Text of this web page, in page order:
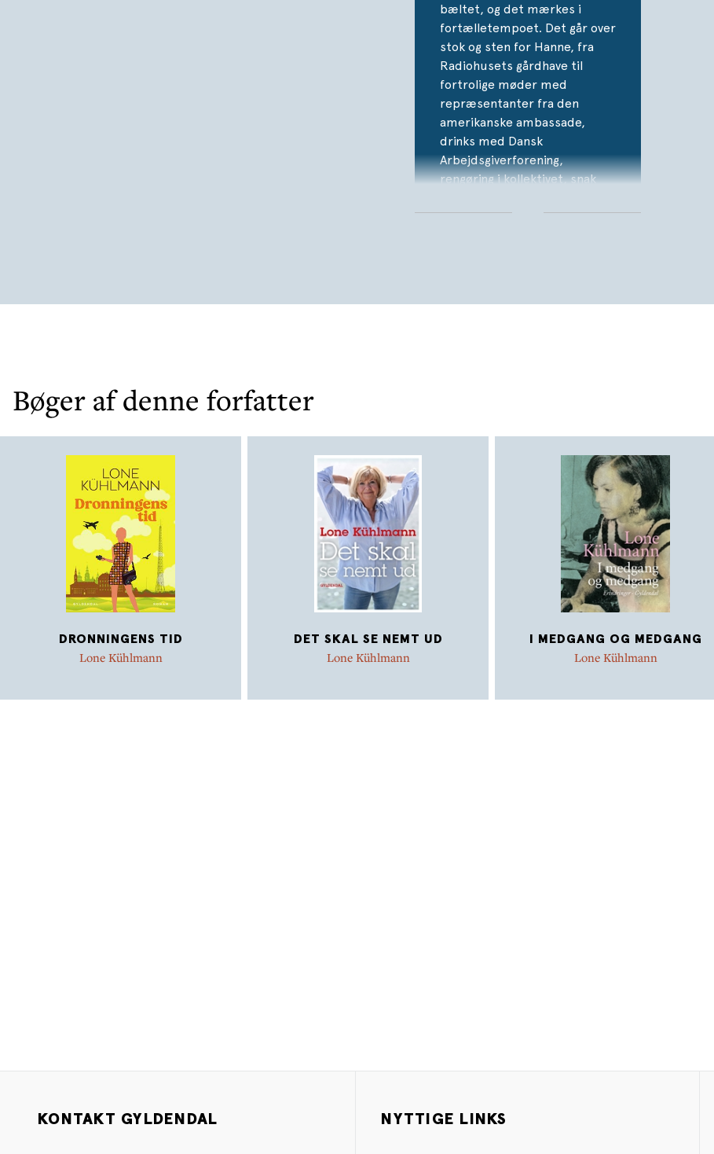
bæltet, og det mærkes i
fortælletempoet. Det går over
stok og sten for Hanne, fra
Radiohusets gårdhave til
fortrolige møder med
repræsentanter fra den
amerikanske ambassade,
drinks med Dansk
Arbejdsgiverforening,
rengøring i kollektivet, snak
mindre konstante
Bøger af denne forfatter
DRONNINGENS TID
Lone Kühlmann
DET SKAL SE NEMT UD
Lone Kühlmann
I MEDGANG OG MEDGANG
Lone Kühlmann
KONTAKT GYLDENDAL NYTTIGE LINKS